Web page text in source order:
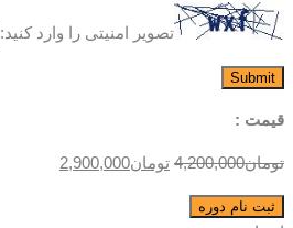
تصویر امنیتی را وارد کنید:
قیمت :
تومان4,200,000 قیمت
تومان2,900,000
نقاشی
ثبت نام دوره